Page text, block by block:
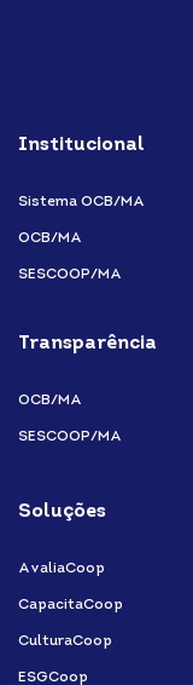
Institucional
Sistema OCB/MA
OCB/MA
SESCOOP/MA
Transparência
OCB/MA
SESCOOP/MA
Soluções
AvaliaCoop
CapacitaCoop
CulturaCoop
ESGCoop